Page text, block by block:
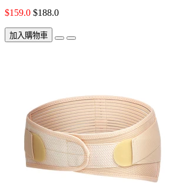
$159.0 $188.0
加入購物車